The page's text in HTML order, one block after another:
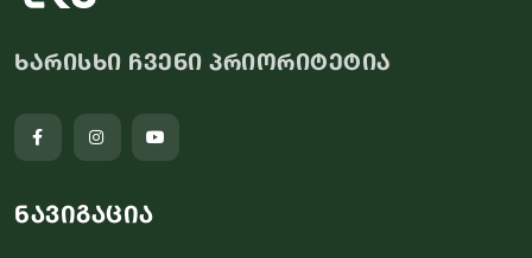
ხარისხი ჩვენი პრიორიტეტია
ნავიგაცია